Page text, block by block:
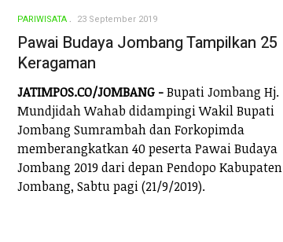
PARIWISATA 23 September 2019
Pawai Budaya Jombang Tampilkan 25
Keragaman
JATIMPOS.CO/JOMBANG -Bupati Jombang Hj.
Mundjidah Wahab didampingi Wakil Bupati
Jombang Sumrambah dan Forkopimda
memberangkatkan 40 peserta Pawai Budaya
Jombang 2019 dari depan Pendopo Kabupaten
Jombang, Sabtu pagi (21/9/2019).